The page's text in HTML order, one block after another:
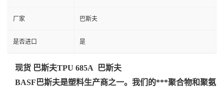
厂家 巴斯夫
是否进口 是
现货 巴斯夫TPU 685A 巴斯夫
BASF巴斯夫是塑料生产商之一。我们的***聚合物和聚氨